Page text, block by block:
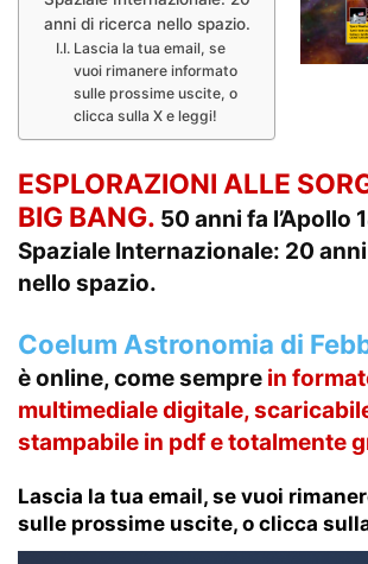
anni di ricerca nello spazio.
Lascia la tua email, se
vuoi rimanere informato
sulle prossime uscite, o
clicca sulla X e leggi!
ESPLORAZIONI ALLE
BIG BANG. 50 anni fa l’Apollo
Spaziale Internazionale: 20
nello spazio.
Coelum Astronomia di
è online, come sempre in
multimedialedigitale,
stampabile in pdf e totalmente
Lascia la tua email, se vuoi
sulle prossime uscite, o clicca